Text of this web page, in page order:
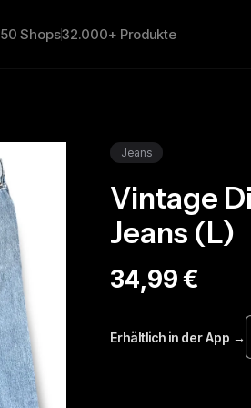
50 Shops32.000+ Produkte
Jeans
Vintage
Jeans (L)
34,99 €